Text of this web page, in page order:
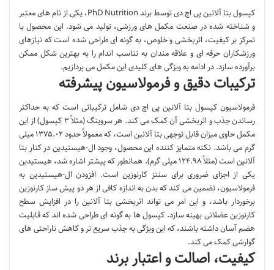
کپسول بتا آلانین پی اچ دی توسط برند PhD Nutrition، یکی از نام های معتبر
و شناخته شده در صنعت مکمل های ورزشی، تولید می شود. این محصول با
تمرکز بر کیفیت، اثربخشی و خلوص، به گونه ای طراحی شده است که نیازهای
ورزشکاران حرفه ای و علاقه مندان به تناسب اندام را به بهترین شکل ممکن
برآورده سازد. در ادامه به ویژگی های کلیدی این مکمل می پردازیم.
ترکیبات دقیق و فرمولاسیون پیشرفته
فرمولاسیون کپسول بتا آلانین پی اچ دی شامل ترکیباتی است که به حداکثر
رساندن جذب و اثربخشی آن کمک می کند. هر سروینگ (مثلاً ۳ کپسول) از این
مکمل حاوی میزان قابل توجهی بتا آلانین است، که معمولاً حدود ۱۳۷۵.۰۲ میلی
گرم می باشد. نکته متمایز کننده این محصول، وجود ال-هیستیدین در کنار بتا
آلانین است (مثلاً ۱۲۴.۹۸ میلی گرم). همانطور که پیشتر اشاره شد، هیستیدین
یکی از اجزای ضروری برای سنتز کارنوزین است. افزودن ال-هیستیدین به
فرمولاسیون، تضمین می کند که بدن به اندازه کافی از هر دو پیش ساز کارنوزین
برخوردار باشد، و این امر می تواند اثربخشی بتا آلانین را در افزایش سطح
کارنوزین عضلانی بهینه سازد. کپسول ها به گونه ای طراحی شده اند که قابلیت
هضم آسان داشته باشند، که این ویژگی به جذب سریع تر و کاهش ناراحتی های
گوارشی کمک می کند.
کیفیت، اصالت و اعتبار برند